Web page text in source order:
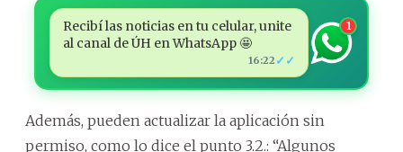
Recibí las noticias en tu celular, unite
al canal de ÚH en WhatsApp 🤩
16:22 ✓✓
1
Además, pueden actualizar la aplicación sin
permiso, como lo dice el punto 3.2.: “Algunos